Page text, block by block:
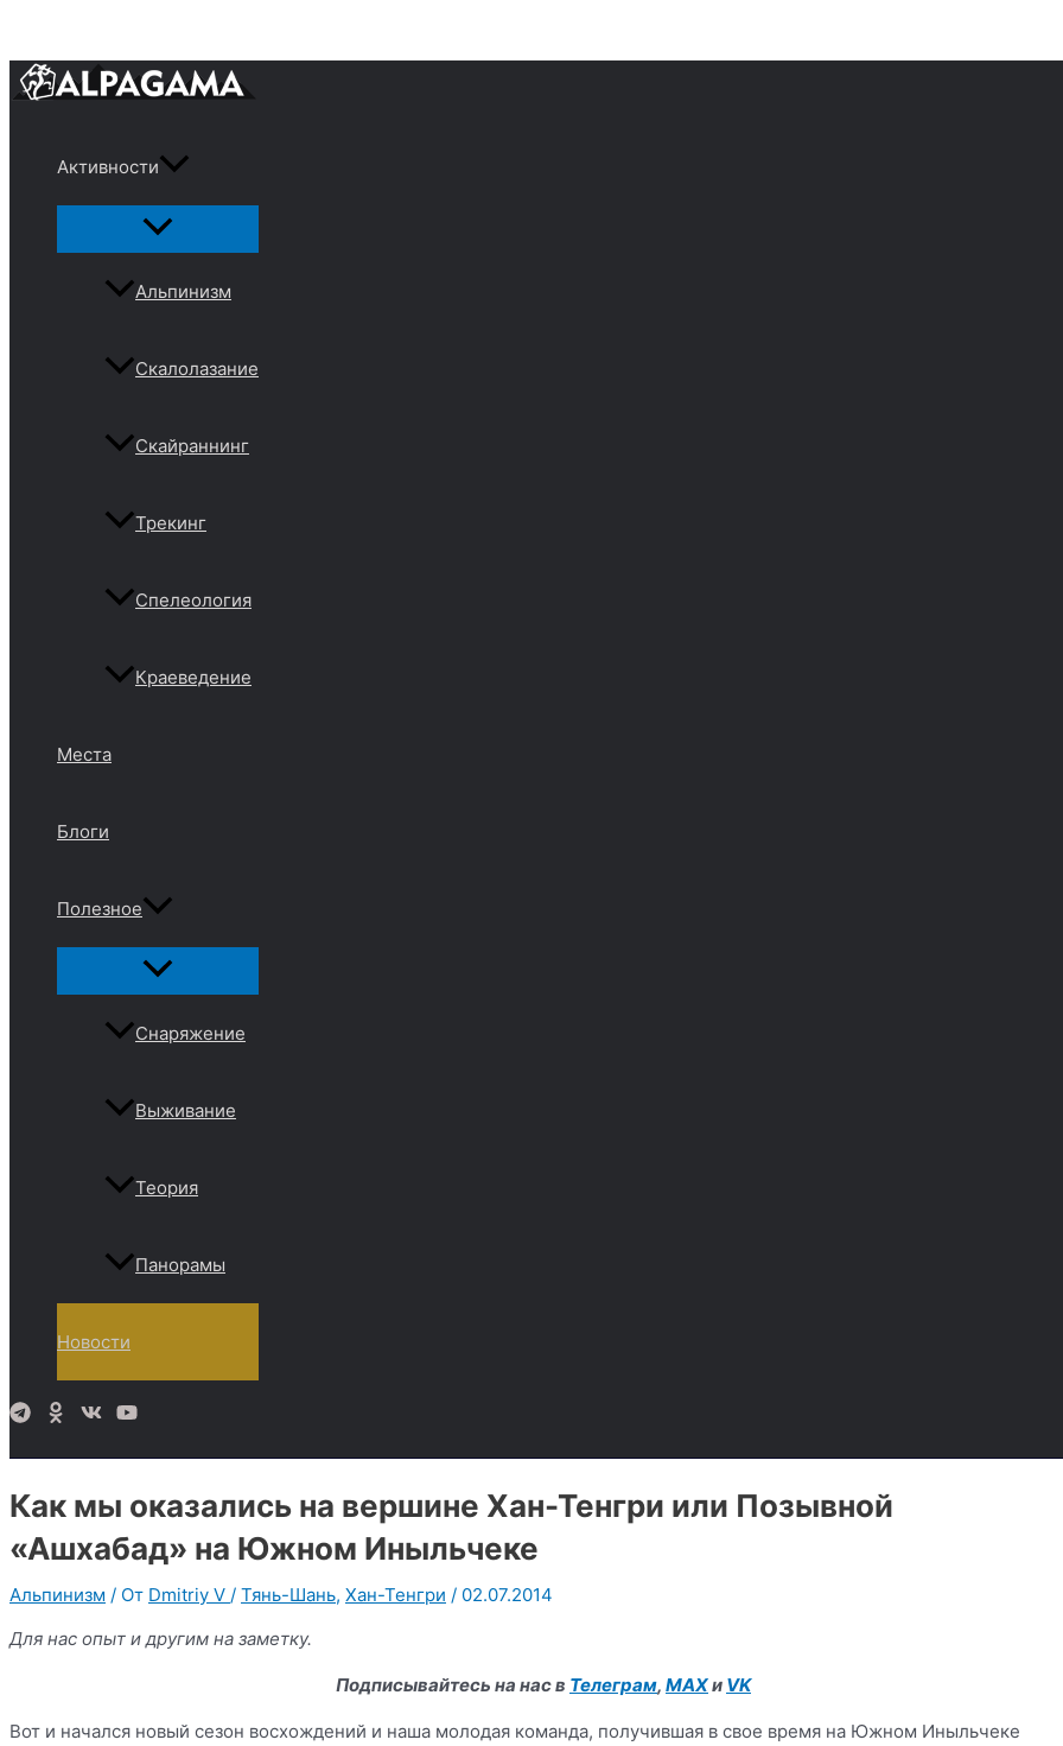
содержимому
Активности
Переключатель
меню
Альпинизм
Скалолазание
Скайраннинг
Трекинг
Спелеология
Краеведение
Места
Блоги
Полезное
Переключатель
меню
Снаряжение
Выживание
Теория
Панорамы
Новости
Как мы оказались на вершине Хан-Тенгри или Позывной
«Ашхабад» на Южном Иныльчеке
Альпинизм / От Dmitriy V / Тянь-Шань, Хан-Тенгри / 02.07.2014
Для нас опыт и другим на заметку.
Подписывайтесь на нас в Телеграм, MAXи VK
Вот и начался новый сезон восхождений и наша молодая команда, получившая в свое время на Южном Иныльчеке